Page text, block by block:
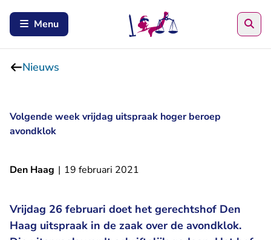
Menu
Nieuws
Volgende week vrijdag uitspraak hoger beroep
avondklok
Den Haag | 19 februari 2021
Vrijdag 26 februari doet het gerechtshof Den
Haag uitspraak in de zaak over de avondklok.